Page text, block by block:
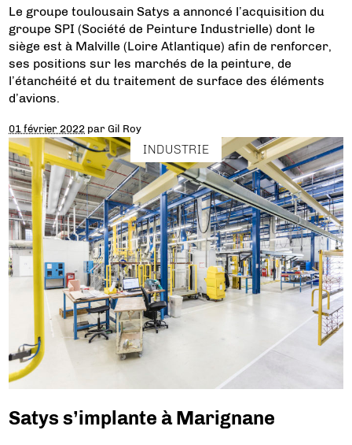
Le groupe toulousain Satys a annoncé l’acquisition du
groupe SPI (Société de Peinture Industrielle) dont le
siège est à Malville (Loire Atlantique) afin de renforcer,
ses positions sur les marchés de la peinture, de
l’étanchéité et du traitement de surface des éléments
d’avions.
01 février 2022 parGil Roy
INDUSTRIE
Satys s’implante à Marignane